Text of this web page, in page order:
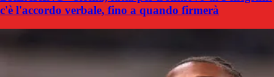
c'è l'accordo verbale, fino a quando firmerà